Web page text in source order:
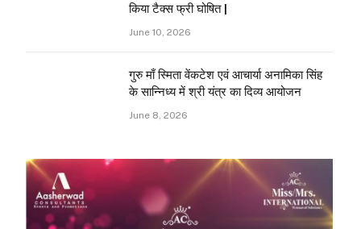
किया टैक्स फ्री घोषित |
June 10, 2026
गुरु माँ स्मिता वेंकटेश एवं आचार्या अनामिका सिंह
के सान्निध्य में श्री यंत्र का दिव्य आयोजन
June 8, 2026